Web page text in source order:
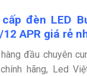
đèn LED
APR giá rẻ
đầu chuyên
hãng, Led